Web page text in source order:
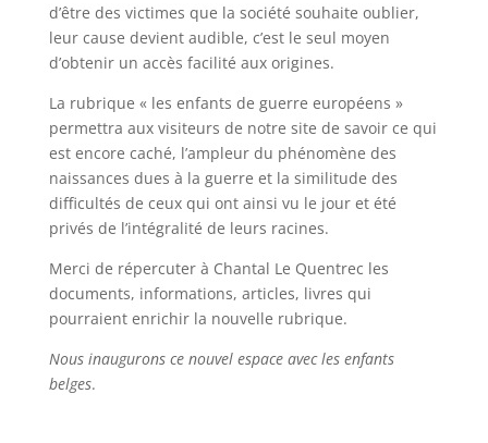
d’être des victimes que la société souhaite oublier,
leur cause devient audible, c’est le seul moyen
d’obtenir un accès facilité aux origines.
La rubrique « les enfants de guerre européens »
permettra aux visiteurs de notre site de savoir ce qui
est encore caché, l’ampleur du phénomène des
naissances dues à la guerre et la similitude des
difficultés de ceux qui ont ainsi vu le jour et été
privés de l’intégralité de leurs racines.
Merci de répercuter à Chantal Le Quentrec les
documents, informations, articles, livres qui
pourraient enrichir la nouvelle rubrique.
Nous inaugurons ce nouvel espace avec les enfants
belges.